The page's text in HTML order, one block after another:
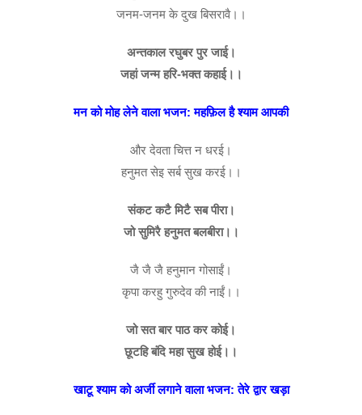
जनम-जनम के दुख बिसरावै।।
अन्तकाल रघुबर पुर जाई।
जहां जन्म हरि-भक्त कहाई।।
मन को मोह लेने वाला भजन: महफ़िल है श्याम आपकी
और देवता चित्त न धरई।
हनुमत सेइ सर्ब सुख करई।।
संकट कटै मिटै सब पीरा।
जो सुमिरै हनुमत बलबीरा।।
जै जै जै हनुमान गोसाईं।
कृपा करहु गुरुदेव की नाईं।।
जो सत बार पाठ कर कोई।
छूटहि बंदि महा सुख होई।।
खाटू श्याम को अर्जी लगाने वाला भजन: तेरे द्वार खड़ा